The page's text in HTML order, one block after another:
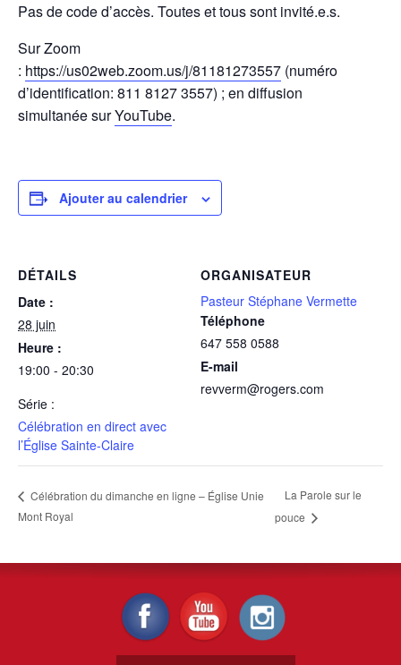
Pas de code d’accès. Toutes et tous sont invité.e.s.
Sur Zoom
: https://us02web.zoom.us/j/81181273557 (numéro
d’identification: 811 8127 3557) ; en diffusion
simultanée surYouTube.
Ajouter au calendrier
DÉTAILS
Date :
28 juin
Heure :
19:00 - 20:30
Série :
Célébration en direct avec
l’Église Sainte-Claire
ORGANISATEUR
Pasteur Stéphane Vermette
Téléphone
647 558 0588
E-mail
revverm@rogers.com
Célébration du dimanche en ligne – Église Unie
Mont Royal
La Parole sur le
pouce